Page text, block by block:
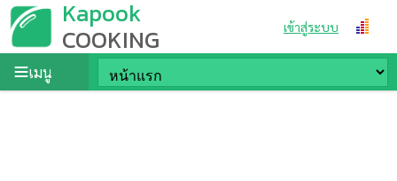
Kapook
COOKING เข้าสู่ระบบ
เมนู